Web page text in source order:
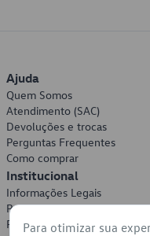
Ajuda
Quem Somos
Atendimento (SAC)
Devoluções e trocas
Perguntas Frequentes
Como comprar
Institucional
Informações Legais
Política de Privacidade
Política de Cookies
Para otimizar sua